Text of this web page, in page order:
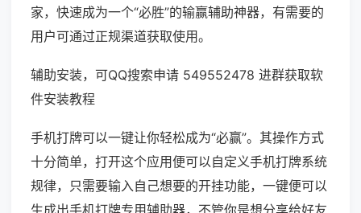
家，快速成为一个“必胜”的输赢辅助神器，有需要的
用户可通过正规渠道获取使用。
辅助安装，可QQ搜索申请 549552478 进群获取软
件安装教程
手机打牌可以一键让你轻松成为“必赢”。其操作方式
十分简单，打开这个应用便可以自定义手机打牌系统
规律，只需要输入自己想要的开挂功能，一键便可以
生成出手机打牌专用辅助器，不管你是想分享给好友